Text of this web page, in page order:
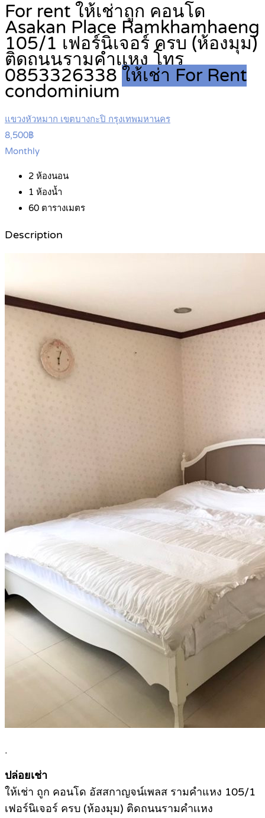
For rent ให้เช่าถูก คอนโด
Asakan Place Ramkhamhaeng
105/1 เฟอร์นิเจอร์ ครบ (ห้องมุม)
ติดถนนรามคำเเหง โทร
0853326338 ให้เช่า For Rent
condominium
แขวงหัวหมาก เขตบางกะปิ กรุงเทพมหานคร
8,500฿
Monthly
2 ห้องนอน
1 ห้องน้ำ
60 ตารางเมตร
Description
.
ปล่อยเช่า
ให้เช่า ถูก คอนโด อัสสกาญจน์เพลส รามคำแหง 105/1
เฟอร์นิเจอร์ ครบ (ห้องมุม) ติดถนนรามคำเเหง